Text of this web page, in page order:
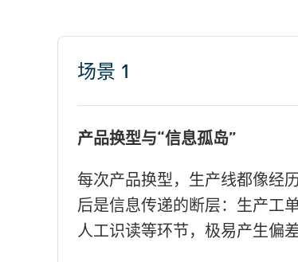
场景 1
产品换型与“信息孤岛”
每次产品换型，生产线都像经
后是信息传递的断层：生产工
人工识读等环节，极易产生偏